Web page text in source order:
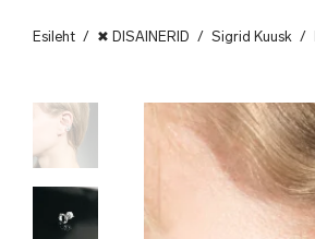
Esileht / ✖ DISAINERID / Sigrid Kuusk /